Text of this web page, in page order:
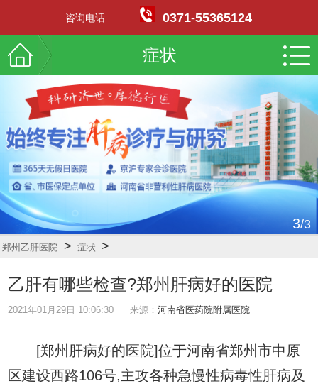
症状
3/3
郑州乙肝医院 > 症状 >
乙肝有哪些检查?郑州肝病好的医院
2021年01月29日 10:06:30 来源：河南省医药院附属医院
[郑州肝病好的医院]位于河南省郑州市中原
区建设西路106号,主攻各种急慢性病毒性肝病及
咨询电话 0371-55365124